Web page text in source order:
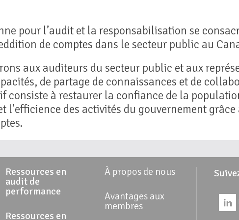
pour l’audit et la responsabilisation se
de comptes dans le secteur public au
aux auditeurs du secteur public et aux
de partage de connaissances et de
consiste à restaurer la confiance de la
l’efficience des activités du gouvernement
Ressources en
audit de
performance
Ressources en
À propos de nous
Avantages aux
membres